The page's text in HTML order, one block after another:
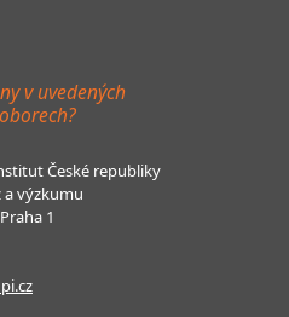
v uvedených
České republiky
a výzkumu
1